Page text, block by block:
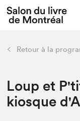
Préparer
retour
Préparer sa
Liens pratiques
Retour à la
Loup et
kiosque